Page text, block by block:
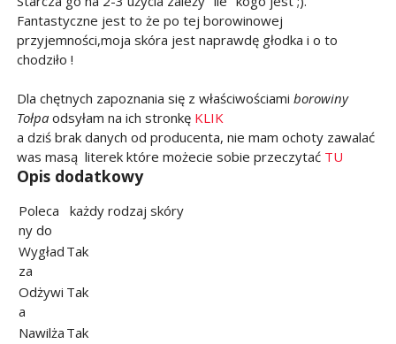
Fantastyczne jest to że po tej borowinowej
przyjemności,moja skóra jest naprawdę głodka i o to
chodziło !
Dla chętnych zapoznania się z właściwościami borowiny
Tołpaodsyłam na ich stronkę KLIK
a dziś brak danych od producenta, nie mam ochoty zawalać
was masą literek które możecie sobie przeczytać TU
Opis dodatkowy
Poleca
ny do
każdy rodzaj skóry
Wygład
za
Tak
Odżywi
a
Tak
Nawilża Tak